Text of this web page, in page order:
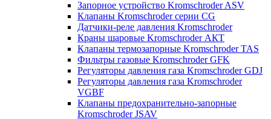
Запорное устройство Kromschroder ASV
Клапаны Kromschroder серии CG
Датчики-реле давления Kromschroder
Краны шаровые Kromschroder АКТ
Клапаны термозапорные Kromschroder TAS
Фильтры газовые Kromschroder GFK
Регуляторы давления газа Kromschroder GDJ
Регуляторы давления газа Kromschroder
VGBF
Клапаны предохранительно-запорные
Kromschroder JSAV